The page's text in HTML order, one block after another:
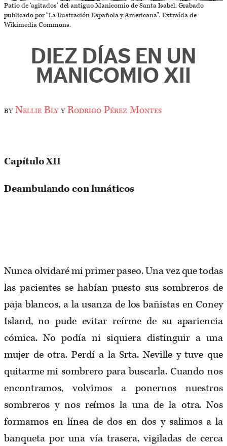
Patio de ‘agitados’ del antiguo Manicomio de Santa Isabel. Grabado
publicado por “La Ilustración Española y Americana”. Extraída de
Wikimedia Commons.
DIEZ DÍAS EN UN
MANICOMIO XII
byNellie BlyyRodrigo Pérez Montes
Capítulo XII
Deambulando con lunáticos
Nunca olvidaré mi primer paseo. Una vez que todas
las pacientes se habían puesto sus sombreros de
paja blancos, a la usanza de los bañistas en Coney
Island, no pude evitar reírme de su apariencia
cómica. No podía ni siquiera distinguir a una
mujer de otra. Perdí a la Srta. Neville y tuve que
quitarme mi sombrero para buscarla. Cuando nos
encontramos, volvimos a ponernos nuestros
sombreros y nos reímos la una de la otra. Nos
formamos en línea de dos en dos y salimos a la
banqueta por una vía trasera, vigiladas de cerca